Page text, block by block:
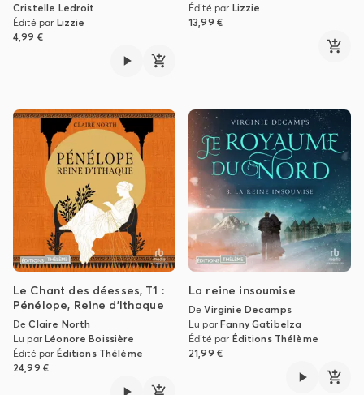
Cristelle Ledroit
Édité par Lizzie
4,99 €
Édité par Lizzie
13,99 €
Le Chant des déesses, T1 :
Pénélope, Reine d'Ithaque
DeClaire North
Lu parLéonore Boissière
Édité par Éditions Thélème
24,99 €
La reine insoumise
DeVirginie Decamps
Lu parFanny Gatibelza
Édité par Éditions Thélème
21,99 €